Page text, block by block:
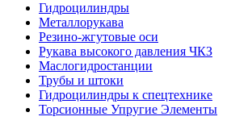
Гидроцилиндры
Металлорукава
Резино-жгутовые оси
Рукава высокого давления ЧКЗ
Маслогидростанции
Трубы и штоки
Гидроцилиндры к спецтехнике
Торсионные Упругие Элементы